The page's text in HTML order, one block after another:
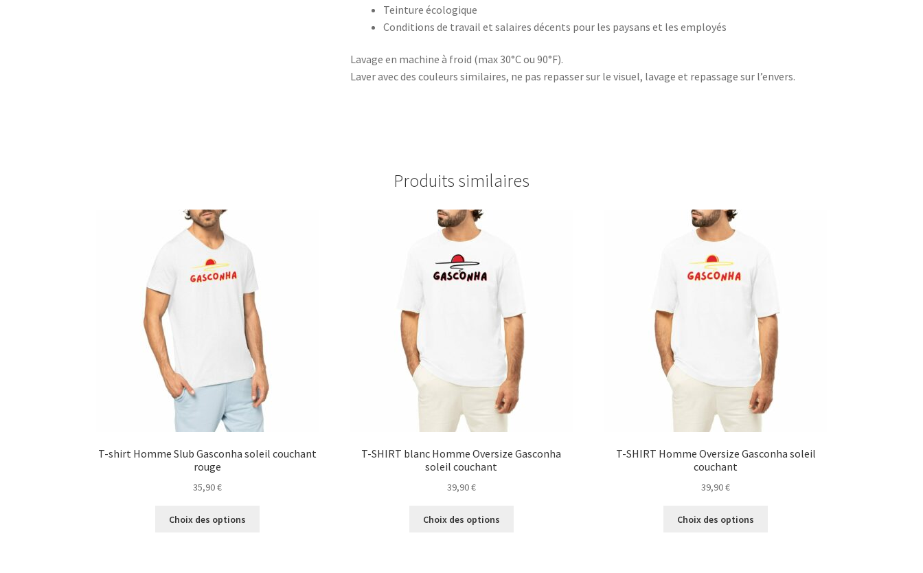
Teinture écologique
Conditions de travail et salaires décents pour les paysans et les employés
Lavage en machine à froid (max 30°C ou 90°F).
Laver avec des couleurs similaires, ne pas repasser sur le visuel, lavage et repassage sur l’envers.
Produits similaires
T-shirt Homme Slub Gasconha soleil couchant
rouge
35,90€
Choix des options
T-SHIRT blanc Homme Oversize Gasconha
soleil couchant
39,90€
Choix des options
T-SHIRT Homme Oversize Gasconha soleil
couchant
39,90€
Choix des options